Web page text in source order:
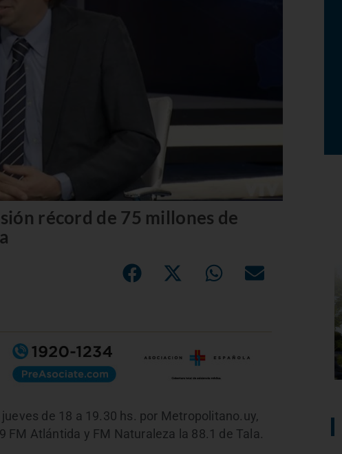
récord de 75 millones de
de 18 a 19.30 hs. por Metropolitano.uy,
FM Atlántida y FM Naturaleza la 88.1 de Tala.